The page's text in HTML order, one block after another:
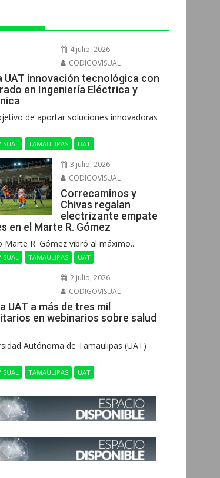
4 julio, 2026
CODIGOVISUAL
UAT innovación tecnológica con
en Ingeniería Eléctrica y
de aportar soluciones innovadoras
TAMAULIPAS UAT
3 julio, 2026
CODIGOVISUAL
Correcaminos y
Chivas regalan
electrizante empate
en el Marte R. Gómez
Marte R. Gómez vibró al máximo...
TAMAULIPAS UAT
2 julio, 2026
CODIGOVISUAL
UAT a más de tres mil
en webinarios sobre salud
Autónoma de Tamaulipas (UAT)
TAMAULIPAS UAT